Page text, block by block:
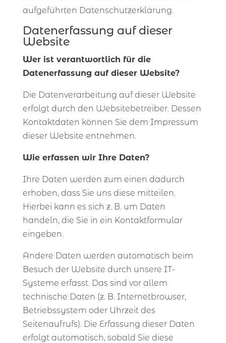
aufgeführten Datenschutzerklärung.
Datenerfassung auf dieser
Website
Wer ist verantwortlich für die
Datenerfassung auf dieser Website?
Die Datenverarbeitung auf dieser Website
erfolgt durch den Websitebetreiber. Dessen
Kontaktdaten können Sie dem Impressum
dieser Website entnehmen.
Wie erfassen wir Ihre Daten?
Ihre Daten werden zum einen dadurch
erhoben, dass Sie uns diese mitteilen.
Hierbei kann es sich z. B. um Daten
handeln, die Sie in ein Kontaktformular
eingeben.
Andere Daten werden automatisch beim
Besuch der Website durch unsere IT-
Systeme erfasst. Das sind vor allem
technische Daten (z. B. Internetbrowser,
Betriebssystem oder Uhrzeit des
Seitenaufrufs). Die Erfassung dieser Daten
erfolgt automatisch, sobald Sie diese